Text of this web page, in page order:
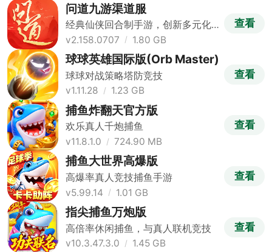
问道九游渠道服
经典仙侠回合制手游，创新多元化
玩法
v2.158.0707 1.80 GB
查看
球球英雄国际版(Orb Master)
球球对战策略塔防竞技
v1.11.28
1.23 GB
查看
捕鱼炸翻天官方版
欢乐真人千炮捕鱼
v11.8.1.0
724.90 MB
查看
捕鱼大世界高爆版
高爆率真人竞技捕鱼手游
v5.99.14
1.01 GB
查看
指尖捕鱼万炮版
高倍率休闲捕鱼，与真人联机竞技
v10.3.47.3.0
1.45 GB
查看